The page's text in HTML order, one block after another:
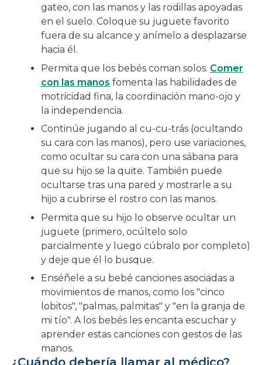
gateo, con las manos y las rodillas apoyadas
en el suelo. Coloque su juguete favorito
fuera de su alcance y anímelo a desplazarse
hacia él.
Permita que los bebés coman solos. Comer
con las manos fomenta las habilidades de
motricidad fina, la coordinación mano-ojo y
la independencia.
Continúe jugando al cu-cu-trás (ocultando
su cara con las manos), pero use variaciones,
como ocultar su cara con una sábana para
que su hijo se la quite. También puede
ocultarse tras una pared y mostrarle a su
hijo a cubrirse el rostro con las manos.
Permita que su hijo lo observe ocultar un
juguete (primero, ocúltelo solo
parcialmente y luego cúbralo por completo)
y deje que él lo busque.
Enséñele a su bebé canciones asociadas a
movimientos de manos, como los "cinco
lobitos", "palmas, palmitas" y "en la granja de
mi tío". A los bebés les encanta escuchar y
aprender estas canciones con gestos de las
manos.